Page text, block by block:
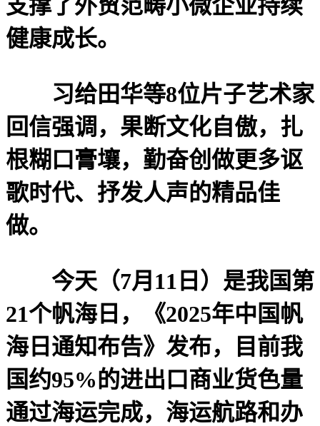
支撑了外贸范畴小微企业持续
健康成长。
习给田华等8位片子艺术家
回信强调，果断文化自傲，扎
根糊口膏壤，勤奋创做更多讴
歌时代、抒发人声的精品佳
做。
今天（7月11日）是我国第
21个帆海日，《2025年中国帆
海日通知布告》发布，目前我
国约95%的进出口商业货色量
通过海运完成，海运航路和办